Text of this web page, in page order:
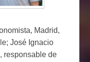
Madrid,
José Ignacio
responsable de